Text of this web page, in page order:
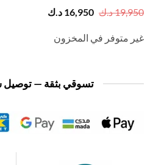
د.ك السعر
19,950 د.ك.
16,950د.كالسعر
16,950 د.ك. متوفر في المخزون
تسوقي بثقة — توصيل